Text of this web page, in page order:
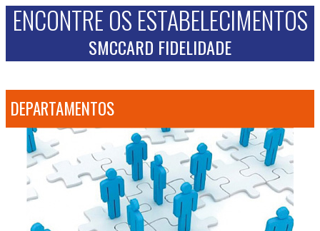
ENCONTRE OS ESTABELECIMENTOS
SMCCARD FIDELIDADE
DEPARTAMENTOS